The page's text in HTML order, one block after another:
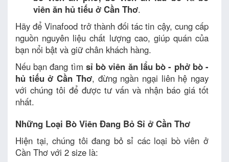
viên ăn hủ tiếu ở Cần Thơ.
Hãy để Vinafood trở thành đối tác tin cậy, cung cấp
nguồn nguyên liệu chất lượng cao, giúp quán của
bạn nổi bật và giữ chân khách hàng.
Nếu bạn đang tìm sỉ bò viên ăn lẩu bò - phở bò -
hủ tiếu ở Cần Thơ, đừng ngần ngại liên hệ ngay
với chúng tôi để được tư vấn và nhận báo giá tốt
nhất.
Những Loại Bò Viên Đang Bỏ Sỉ ở Cần Thơ
Hiện tại, chúng tôi đang bỏ sỉ các loại bò viên ở
Cần Thơ với 2 size là: